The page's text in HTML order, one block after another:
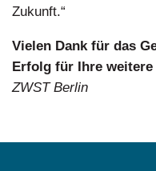
Zukunft.“
Vielen Dank für das
Erfolg für Ihre weitere
ZWST Berlin